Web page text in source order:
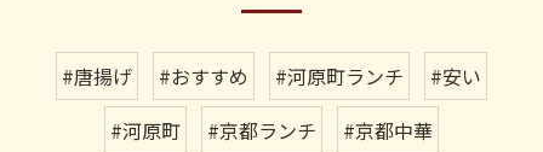
#唐揚げ #おすすめ #河原町ランチ
#安い
#河原町
#京都ランチ
#京都中華